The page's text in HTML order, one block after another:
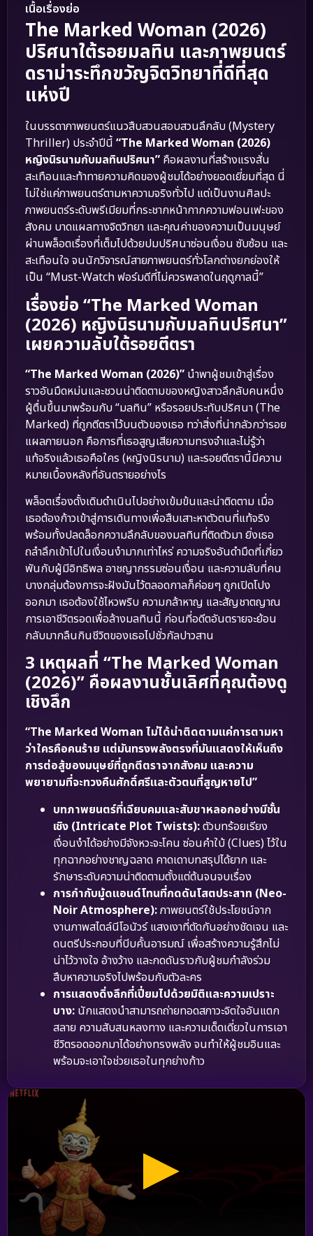
เนื้อเรื่องย่อ
The Marked Woman (2026)
ปริศนาใต้รอยมลทิน และภาพยนตร์
ดราม่าระทึกขวัญจิตวิทยาที่ดีที่สุด
แห่งปี
ในบรรดาภาพยนตร์แนวสืบสวนสอบสวนลึกลับ (Mystery
Thriller) ประจำปีนี้ “The Marked Woman (2026)
หญิงนิรนามกับมลทินปริศนา” คือผลงานที่สร้างแรงสั่น
สะเทือนและท้าทายความคิดของผู้ชมได้อย่างยอดเยี่ยมที่สุด นี่
ไม่ใช่แค่ภาพยนตร์ตามหาความจริงทั่วไป แต่เป็นงานศิลปะ
ภาพยนตร์ระดับพรีเมียมที่กระชากหน้ากากความฟอนเฟะของ
สังคม บาดแผลทางจิตวิทยา และคุณค่าของความเป็นมนุษย์
ผ่านพล็อตเรื่องที่เต็มไปด้วยปมปริศนาซ่อนเงื่อน ซับซ้อน และ
สะเทือนใจ จนนักวิจารณ์สายภาพยนตร์ทั่วโลกต่างยกย่องให้
เป็น “Must-Watch ฟอร์มดีที่ไม่ควรพลาดในฤดูกาลนี้”
เรื่องย่อ “The Marked Woman
(2026) หญิงนิรนามกับมลทินปริศนา”
เผยความลับใต้รอยตีตรา
“The Marked Woman (2026)” นำพาผู้ชมเข้าสู่เรื่อง
ราวอันมืดหม่นและชวนน่าติดตามของหญิงสาวลึกลับคนหนึ่ง
ผู้ตื่นขึ้นมาพร้อมกับ “มลทิน” หรือรอยประทับปริศนา (The
Marked) ที่ถูกตีตราไว้บนตัวของเธอ ทว่าสิ่งที่น่ากลัวกว่ารอย
แผลภายนอก คือการที่เธอสูญเสียความทรงจำและไม่รู้ว่า
แท้จริงแล้วเธอคือใคร (หญิงนิรนาม) และรอยตีตรานี้มีความ
หมายเบื้องหลังที่อันตรายอย่างไร
พล็อตเรื่องดั้งเดิมดำเนินไปอย่างเข้มข้นและน่าติดตาม เมื่อ
เธอต้องก้าวเข้าสู่การเดินทางเพื่อสืบเสาะหาตัวตนที่แท้จริง
พร้อมทั้งปลดล็อกความลึกลับของมลทินที่ติดตัวมา ยิ่งเธอ
ถลำลึกเข้าไปในเงื่อนงำมากเท่าไหร่ ความจริงอันดำมืดที่เกี่ยว
พันกับผู้มีอิทธิพล อาชญากรรมซ่อนเงื่อน และความลับที่คน
บางกลุ่มต้องการจะฝังมันไว้ตลอดกาลก็ค่อยๆ ถูกเปิดโปง
ออกมา เธอต้องใช้ไหวพริบ ความกล้าหาญ และสัญชาตญาณ
การเอาชีวิตรอดเพื่อล้างมลทินนี้ ก่อนที่อดีตอันตรายจะย้อน
กลับมากลืนกินชีวิตของเธอไปชั่วกัลปาวสาน
3 เหตุผลที่ “The Marked Woman
(2026)” คือผลงานชั้นเลิศที่คุณต้องดู
เชิงลึก
“The Marked Woman ไม่ได้น่าติดตามแค่การตามหา
ว่าใครคือคนร้าย แต่มันทรงพลังตรงที่มันแสดงให้เห็นถึง
การต่อสู้ของมนุษย์ที่ถูกตีตราจากสังคม และความ
พยายามที่จะทวงคืนศักดิ์ศรีและตัวตนที่สูญหายไป”
บทภาพยนตร์ที่เฉียบคมและสับขาหลอกอย่างมีชั้น
เชิง (Intricate Plot Twists):ตัวบทร้อยเรียง
เงื่อนงำได้อย่างมีจังหวะจะโคน ซ่อนคำใบ้ (Clues) ไว้ใน
ทุกฉากอย่างชาญฉลาด คาดเดาบทสรุปได้ยาก และ
รักษาระดับความน่าติดตามตั้งแต่ต้นจนจบเรื่อง
การกำกับมู้ดแอนด์โทนที่กดดันโสตประสาท (Neo-
Noir Atmosphere):ภาพยนตร์ใช้ประโยชน์จาก
งานภาพสไตล์นีโอนัวร์ แสงเงาที่ตัดกันอย่างชัดเจน และ
ดนตรีประกอบที่บีบคั้นอารมณ์ เพื่อสร้างความรู้สึกไม่
น่าไว้วางใจ อ้างว้าง และกดดันราวกับผู้ชมกำลังร่วม
สืบหาความจริงไปพร้อมกับตัวละคร
การแสดงดิ่งลึกที่เปี่ยมไปด้วยมิติและความเปราะ
บาง: นักแสดงนำสามารถถ่ายทอดสภาวะจิตใจอันแตก
สลาย ความสับสนหลงทาง และความเด็ดเดี่ยวในการเอา
ชีวิตรอดออกมาได้อย่างทรงพลัง จนทำให้ผู้ชมอินและ
พร้อมจะเอาใจช่วยเธอในทุกย่างก้าว